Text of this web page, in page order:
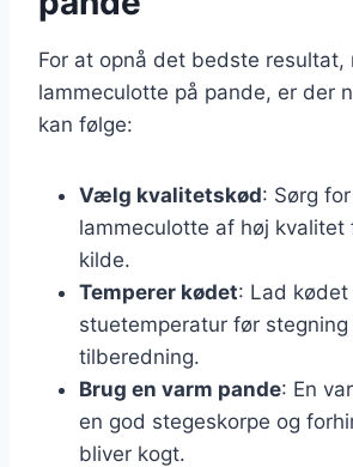
For at opnå det bedste resultat,
lammeculotte på pande, er der
kan følge:
Vælg kvalitetskød: Sørg
lammeculotte af høj kvalitet
kilde.
Temperer kødet: Lad
stuetemperatur før
tilberedning.
Brug en varm pande: En
en god stegeskorpe og
bliver kogt.